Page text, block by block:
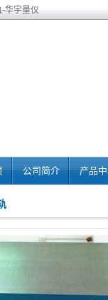
华宇量仪
公司简介 产品